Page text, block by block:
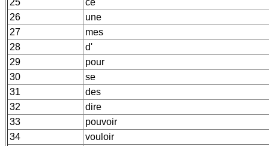
25
ce
26
une
27
mes
28
d'
29
pour
30
se
31
des
32
dire
33
pouvoir
34
vouloir